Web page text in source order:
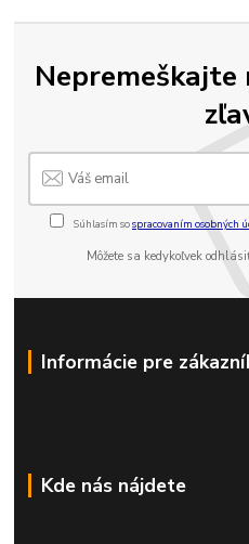
Nepremeškajte
Súhlasím sospracovaním osobných
Môžete sa kedykoľvek
Informácie pre
Kde nás nájdete